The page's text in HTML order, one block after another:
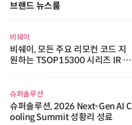
브랜드 뉴스룸
비쉐이
비쉐이, 모든 주요 리모컨 코드 지
원하는 TSOP15300 시리즈 IR 수
슈퍼솔루션
슈퍼솔루션, 2026 Next-Gen AI C
ooling Summit 성황리 성료